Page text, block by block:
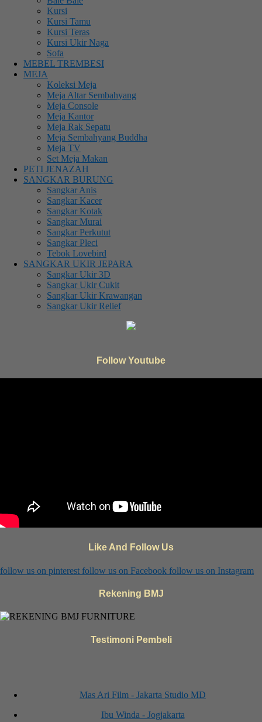
Kursi
Kursi Tamu
Kursi Teras
Kursi Ukir Naga
Sofa
MEBEL TREMBESI
MEJA
Koleksi Meja
Meja Altar Sembahyang
Meja Console
Meja Kantor
Meja Rak Sepatu
Meja Sembahyang Buddha
Meja TV
Set Meja Makan
PETI JENAZAH
SANGKAR BURUNG
Sangkar Anis
Sangkar Kacer
Sangkar Kotak
Sangkar Murai
Sangkar Perkutut
Sangkar Pleci
Tebok Lovebird
SANGKAR UKIR JEPARA
Sangkar Ukir 3D
Sangkar Ukir Cukit
Sangkar Ukir Krawangan
Sangkar Ukir Relief
Follow Youtube
Like And Follow Us
follow us on pinterest follow us on Facebook follow us on Instagram
Rekening BMJ
Testimoni Pembeli
Mas Ari Film - Jakarta Studio MD
Ibu Winda - Jogjakarta